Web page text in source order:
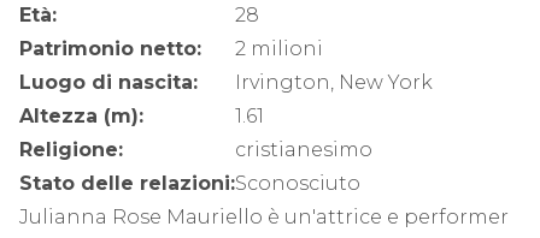
Età:
28
Patrimonio netto:
2 milioni
Luogo di nascita:
Irvington, New York
Altezza (m):
1.61
Religione:
cristianesimo
Stato delle relazioni:Sconosciuto
Julianna Rose Mauriello è un'attrice e performer